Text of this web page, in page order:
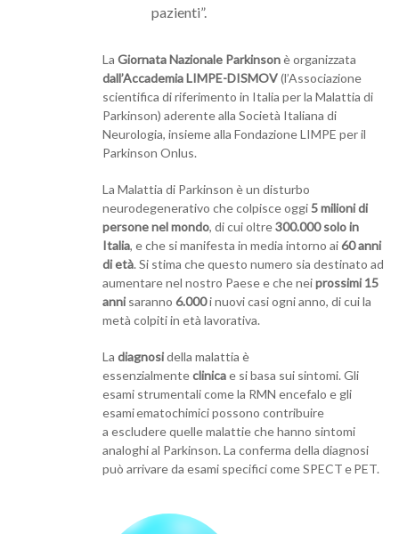
pazienti”.
La Giornata Nazionale Parkinsonè organizzata
dall’Accademia LIMPE-DISMOV(l’Associazione
scientifica di riferimento in Italia per la Malattia di
Parkinson) aderente alla Società Italiana di
Neurologia, insieme alla Fondazione LIMPE per il
Parkinson Onlus.
La Malattia di Parkinson è un disturbo
neurodegenerativo che colpisce oggi5 milioni di
persone nel mondo, di cui oltre300.000 solo in
Italia, e che si manifesta in media intorno ai60 anni
di età. Si stima che questo numero sia destinato ad
aumentare nel nostro Paese e che neiprossimi 15
annisaranno 6.000i nuovi casi ogni anno, di cui la
metà colpiti in età lavorativa.
La diagnosidella malattia è
essenzialmenteclinicae si basa sui sintomi. Gli
esami strumentali come la RMN encefalo e gli
esami ematochimici possono contribuire
a escludere quelle malattie che hanno sintomi
analoghi al Parkinson. La conferma della diagnosi
può arrivare da esami specifici come SPECT e PET.